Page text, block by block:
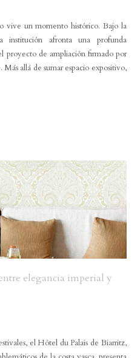
vive un momento histórico. Bajo la
afronta una profunda
proyecto de ampliación firmado por
allá de sumar espacio expositivo,
elegancia imperial y
el Hôtel du Palais de Biarritz,